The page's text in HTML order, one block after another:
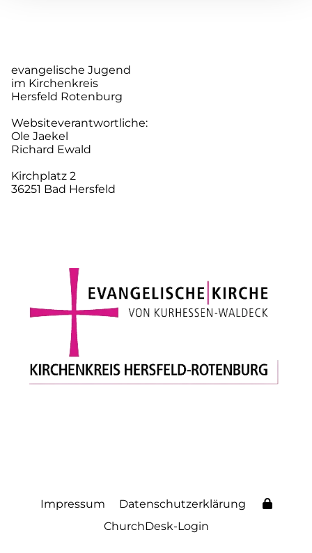
evangelische Jugend
im Kirchenkreis
Hersfeld Rotenburg
Websiteverantwortliche:
Ole Jaekel
Richard Ewald
Kirchplatz 2
36251 Bad Hersfeld
Impressum
Datenschutzerklärung
ChurchDesk-Login